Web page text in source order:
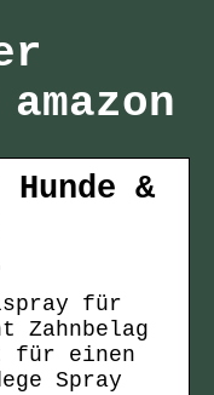
&
für
Zahnbelag
für einen
Spray